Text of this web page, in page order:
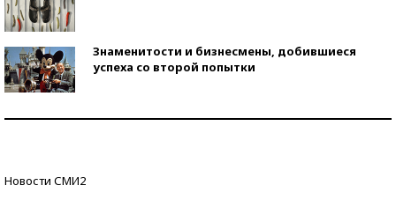
Знаменитости и бизнесмены, добившиеся
успеха со второй попытки
Новости СМИ2